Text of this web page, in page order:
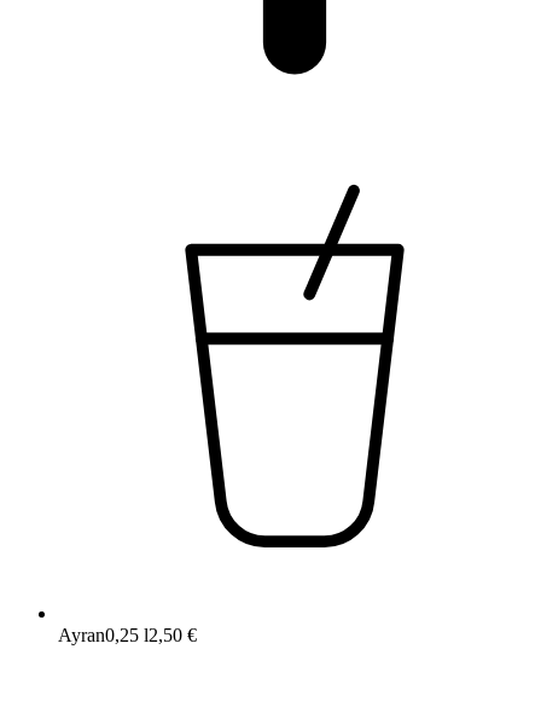
Ayran0,25 l2,50 €